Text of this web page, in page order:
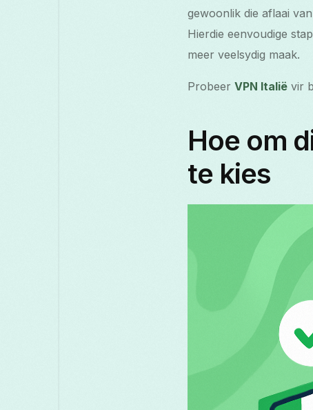
gewoonlik die aflaai
Hierdie eenvoudige
meer veelsydig maak.
Probeer VPN Italië vir
Hoe om
te kies